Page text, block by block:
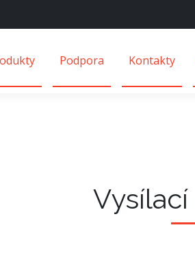
Podpora Kontakty